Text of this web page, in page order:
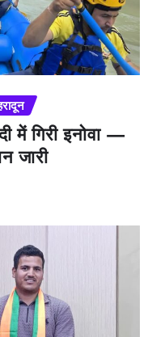
में गिरी इनोवा —
जारी